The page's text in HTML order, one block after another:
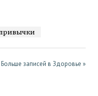
Больше записей в Здоровье »